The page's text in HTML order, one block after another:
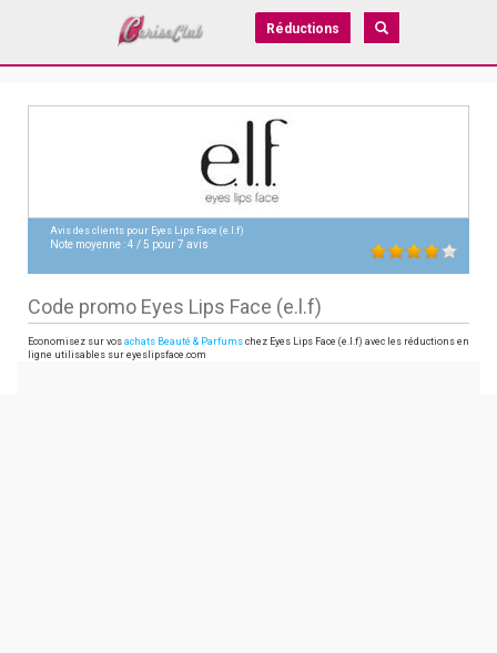
Réductions
Avis des clients pour Eyes Lips Face (e.l.f)
Note moyenne :4 /5 pour7 avis
Code promo Eyes Lips Face (e.l.f)
Economisez sur vos achats Beauté & Parfums chez Eyes Lips Face (e.l.f) avec les réductions en
ligne utilisables sur eyeslipsface.com